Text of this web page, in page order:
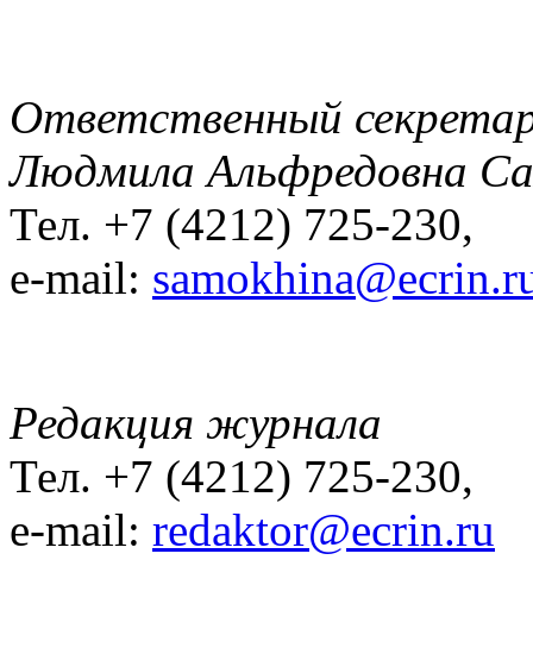
Ответственный
Людмила Альфредовна
Тел. +7 (4212) 725-230,
e-mail:
Редакция журнала
Тел. +7 (4212) 725-230,
e-mail: redaktor@ecrin.ru